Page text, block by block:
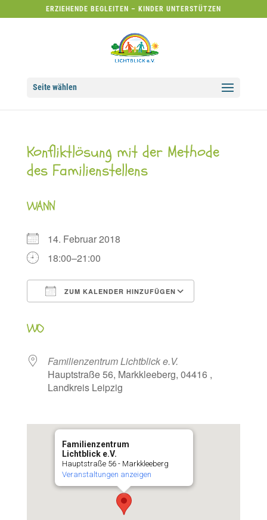
ERZIEHENDE BEGLEITEN – KINDER UNTERSTÜTZEN
Seite wählen
Konfliktlösung mit der Methode
des Familienstellens
WANN
14. Februar 2018
18:00–21:00
ZUM KALENDER HINZUFÜGEN
WO
Familienzentrum Lichtblick e.V.
Hauptstraße 56, Markkleeberg, 04416 ,
Landkreis Leipzig
Familienzentrum
Lichtblick e.V.
Hauptstraße 56 - Markkleeberg
Veranstaltungen anzeigen